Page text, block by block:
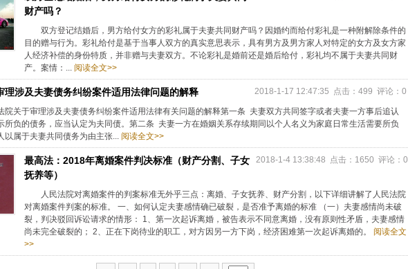
财产吗？
双方登记结婚后，男方给付女方的彩礼属于夫妻共同财产吗？因婚约而给付彩礼是一种附解除条件的
目的赠与行为。彩礼给付是基于当事人双方的真实意思表示，具有男方及男方家人对特定的女方及女方家
人经济补偿的身份特质，并非赠与夫妻双方。不论彩礼是婚前还是婚后给付，彩礼均不属于夫妻共同财
产。案情：... 阅读全文>>
2018-1-17 12:47:35 点击：499 评论：0
理涉及夫妻债务纠纷案件适用法律问题的解释
院关于审理涉及夫妻债务纠纷案件适用法律有关问题的解释第一条 夫妻双方共同签字或者夫妻一方事后追认
所负的债务，应当认定为夫同债。第二条 夫妻一方在婚姻关系存续期同以个人名义为家庭日常生活需要所负
以属于夫妻共同债务为由主张... 阅读全文>>
2018-1-4 13:38:48 点击：1650 评论：0
最高法：2018年离婚案件判决标准（财产分割、子女
抚养等）
人民法院对离婚案件的判案标准无外乎三点：离婚、子女抚养、财产分割，以下详细讲解了人民法院
对离婚案件判案的标准。 一、如何认定夫妻感情确已破裂，是否准予离婚的标准 （一）夫妻感情尚未破
裂，判决驳回诉讼请求的情形： 1、第一次起诉离婚，被告表示不同意离婚，没有原则性矛盾，夫妻感情
尚未完全破裂的； 2、正在下岗待业的职工，对方因另一方下岗，经济困难第一次起诉离婚的。 阅读全文
>>